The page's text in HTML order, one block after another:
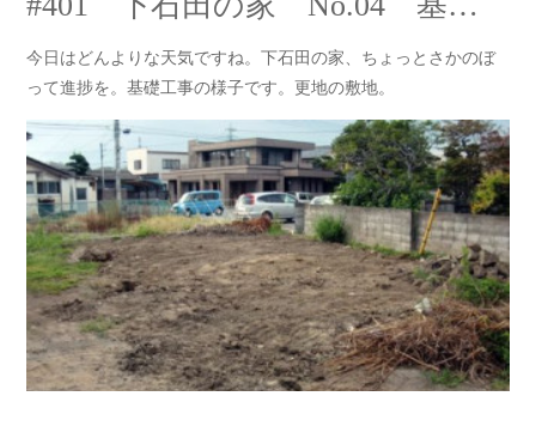
今日はどんよりな天気ですね。下石田の家、ちょっとさかのぼ
って進捗を。基礎工事の様子です。更地の敷地。